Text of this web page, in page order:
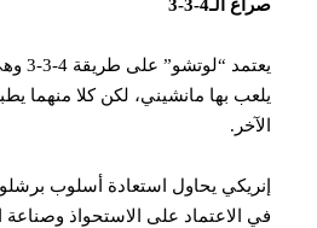
يعتمد “لوتشو” على طريقة
بها مانشيني، لكن كلا منهما يطبقها
يحاول استعادة أسلوب برشلونة مع
على الاستحواذ وصناعة الفارق